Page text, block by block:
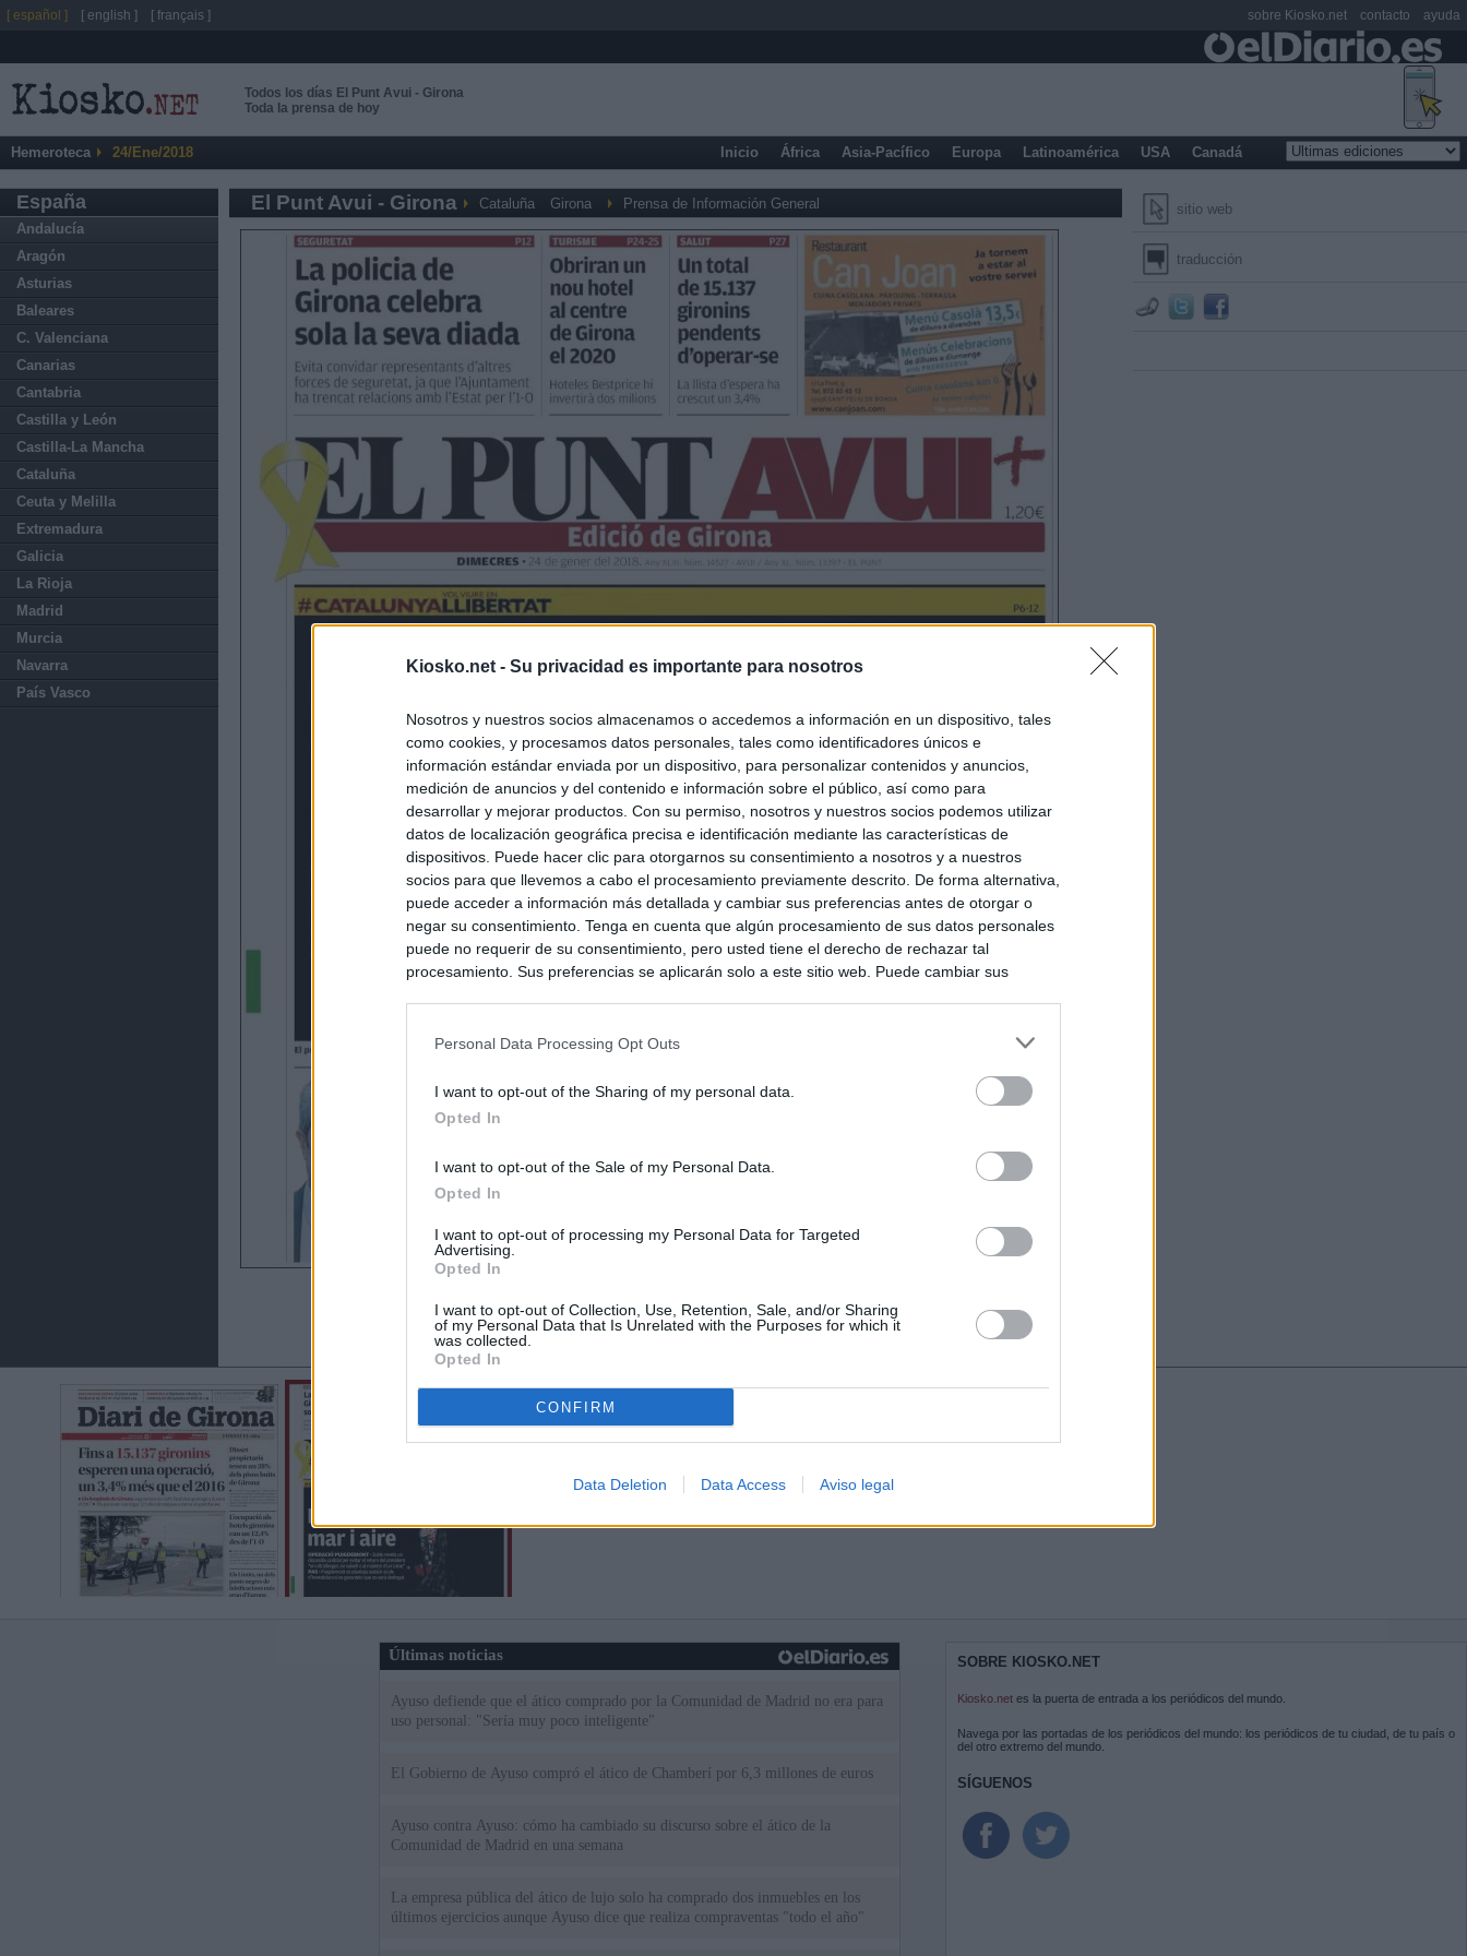
Kiosko.net - Su privacidad es importante para nosotros
Nosotros y nuestros socios almacenamos o accedemos a información en un dispositivo, tales
como cookies, y procesamos datos personales, tales como identificadores únicos e
información estándar enviada por un dispositivo, para personalizar contenidos y anuncios,
medición de anuncios y del contenido e información sobre el público, así como para
desarrollar y mejorar productos. Con su permiso, nosotros y nuestros socios podemos utilizar
datos de localización geográfica precisa e identificación mediante las características de
dispositivos. Puede hacer clic para otorgarnos su consentimiento a nosotros y a nuestros
socios para que llevemos a cabo el procesamiento previamente descrito. De forma alternativa,
puede acceder a información más detallada y cambiar sus preferencias antes de otorgar o
negar su consentimiento. Tenga en cuenta que algún procesamiento de sus datos personales
puede no requerir de su consentimiento, pero usted tiene el derecho de rechazar tal
procesamiento. Sus preferencias se aplicarán solo a este sitio web. Puede cambiar sus
Personal Data Processing Opt Outs
I want to opt-out of the Sharing of my personal data.
Opted In
I want to opt-out of the Sale of my Personal Data.
Opted In
I want to opt-out of processing my Personal Data for Targeted
Advertising.
Opted In
I want to opt-out of Collection, Use, Retention, Sale, and/or Sharing
of my Personal Data that Is Unrelated with the Purposes for which it
was collected.
Opted In
CONFIRM
Data Deletion Data Access Aviso legal
Todos los días El Punt Avui - Girona
Toda la prensa de hoy
Hemeroteca 24/Ene/2018 Inicio África Asia-Pacífico Europa Latinoamérica USA Canadá
España
Andalucía
Aragón
Asturias
Baleares
C. Valenciana
Canarias
Cantabria
Castilla y León
Castilla-La Mancha
Cataluña
Ceuta y Melilla
Extremadura
Galicia
La Rioja
Madrid
Murcia
Navarra
País Vasco
sitio web
traducción
El Punt Avui - Girona Cataluña Girona Prensa de Información General
Últimas noticias
Ayuso defiende que el ático comprado por la Comunidad de Madrid no era para
uso personal: "Sería muy poco inteligente"
El Gobierno de Ayuso compró el ático de Chamberí por 6,3 millones de euros
Ayuso contra Ayuso: cómo ha cambiado su discurso sobre el ático de la
Comunidad de Madrid en una semana
La empresa pública del ático de lujo solo ha comprado dos inmuebles en los
últimos ejercicios aunque Ayuso dice que realiza compraventas "todo el año"
SOBRE KIOSKO.NET
Kiosko.net es la puerta de entrada a los periódicos del mundo.
Navega por las portadas de los periódicos del mundo: los periódicos de tu ciudad, de tu país o
del otro extremo del mundo.
SÍGUENOS
[ español ] [ english ] [ français ] sobre Kiosko.net contacto ayuda